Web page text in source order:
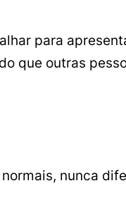
para
que outras
nunca